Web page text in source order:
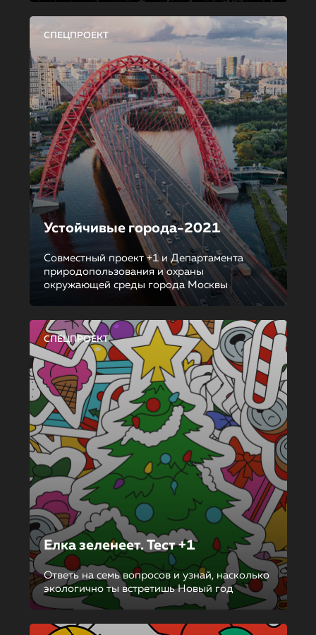
СПЕЦПРОЕКТ
Устойчивые города-2021
Совместный проект +1 и Департамента
природопользования и охраны
окружающей среды города Москвы
СПЕЦПРОЕКТ
Елка зеленеет. Тест +1
Ответь на семь вопросов и узнай, насколько
экологично ты встретишь Новый год